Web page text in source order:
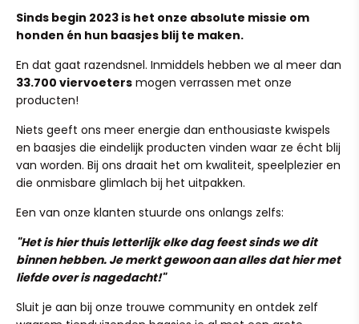
Keep your furry friend's paws safe and dry with our non-
slip rubber rain boots! These innovative shoes offer
Wil je een artikel terugsturen of omruilen? Stuur
simpelweg een mailtje naar team@ruffy.nl en we regelen
het soepel voor je.
(Heeft je pup in al zijn enthousiasme het product per
ongeluk kapot gekauwd? Dit valt helaas niet onder
normale slijtage, maar mail ons ook dan gerust even, we
kijken graag of we iets voor je kunnen betekenen!)
Nederland en België!
Zodra jij je bestelling plaatst, gaan we direct voor je aan
de slag. Onze verwerkingstijd is 1 tot 2 werkdagen, waarna
je pakketje binnen 4 tot 6 kalenderdagen bij je wordt
bezorgd.
Heb je per ongeluk een verkeerd adres ingevuld? Stuur
ons dan binnen 24 uur een mailtje op team@ruffy.nl, dan
lossen we het direct voor je op."
Sinds begin 2023 is het onze absolute missie om
honden én hun baasjes blij te maken.
En dat gaat razendsnel. Inmiddels hebben we al meer dan
33.700 viervoeters mogen verrassen met onze
producten!
Niets geeft ons meer energie dan enthousiaste kwispels
en baasjes die eindelijk producten vinden waar ze écht blij
van worden. Bij ons draait het om kwaliteit, speelplezier en
die onmisbare glimlach bij het uitpakken.
Een van onze klanten stuurde ons onlangs zelfs:
"Het is hier thuis letterlijk elke dag feest sinds we dit
binnen hebben. Je merkt gewoon aan alles dat hier met
liefde over is nagedacht!"
Sluit je aan bij onze trouwe community en ontdek zelf